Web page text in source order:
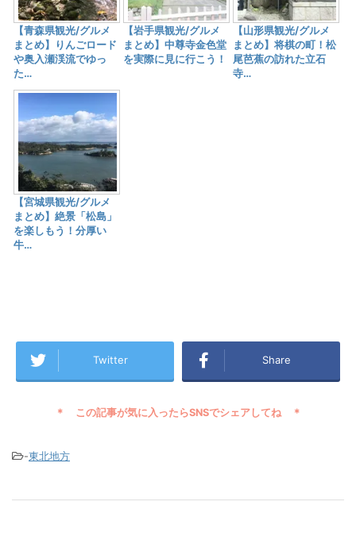
【青森県観光/グルメ
まとめ】りんごロード
や奥入瀬渓流でゆっ
た…
【岩手県観光/グルメ
まとめ】中尊寺金色堂
を実際に見に行こう！
【山形県観光/グルメ
まとめ】将棋の町！松
尾芭蕉の訪れた立石
寺…
【宮城県観光/グルメ
まとめ】絶景「松島」
を楽しもう！分厚い
牛…
Twitter Share
-東北地方